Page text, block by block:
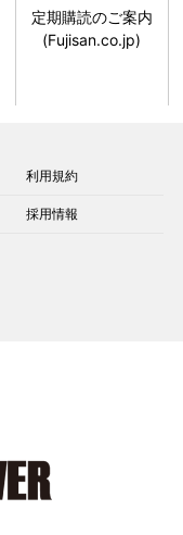
定期購読のご案内
(Fujisan.co.jp)
利用規約
採用情報